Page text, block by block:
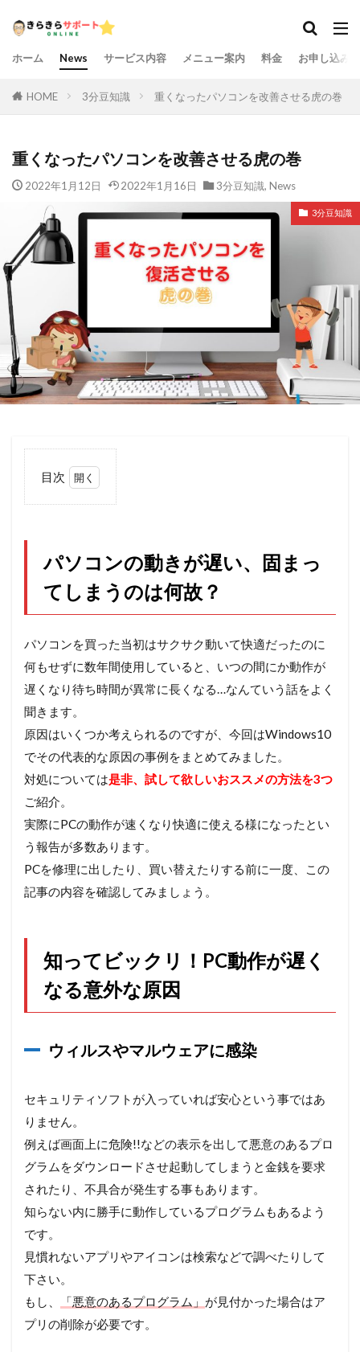
ホーム News サービス内容 メニュー案内 料金 お申し込み
HOME 3分豆知識 重くなったパソコンを改善させる虎の巻
重くなったパソコンを改善させる虎の巻
2022年1月12日 2022年1月16日 3分豆知識, News
3分豆知識
目次
きが
い、
うの
は何
故？
2
知っ
てビ
ック
リ！
PC
動作
が遅
くな
る意
外な
原因
やマ
ルウ
ェア
に感
染
USB
いる
周辺
機器
など
の影
響
2.3
足・
レー
ジ容
量不
足
パソコンの動きが遅い、固まっ
てしまうのは何故？
パソコンを買った当初はサクサク動いて快適だったのに
何もせずに数年間使用していると、いつの間にか動作が
遅くなり待ち時間が異常に長くなる…なんていう話をよく
聞きます。
原因はいくつか考えられるのですが、今回はWindows10
でその代表的な原因の事例をまとめてみました。
対処については是非、試して欲しいおススメの方法を3つ
ご紹介。
実際にPCの動作が速くなり快適に使える様になったとい
う報告が多数あります。
PCを修理に出したり、買い替えたりする前に一度、この
記事の内容を確認してみましょう。
知ってビックリ！PC動作が遅く
なる意外な原因
ウィルスやマルウェアに感染
セキュリティソフトが入っていれば安心という事ではあ
りません。
例えば画面上に危険!!などの表示を出して悪意のあるプロ
グラムをダウンロードさせ起動してしまうと金銭を要求
されたり、不具合が発生する事もあります。
知らない内に勝手に動作しているプログラムもあるよう
です。
見慣れないアプリやアイコンは検索などで調べたりして
下さい。
もし、
「悪意のあるプログラム」 が見付かった場合はア
プリの削除が必要です。